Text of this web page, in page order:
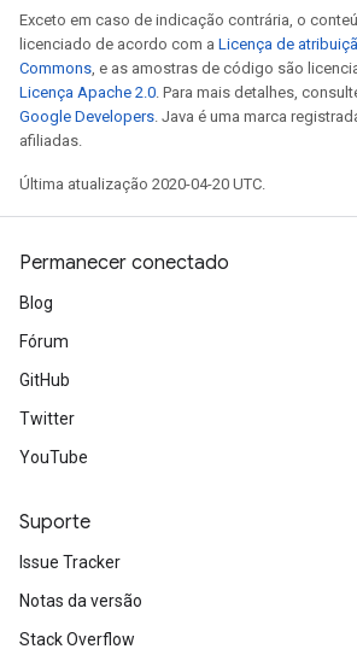
Exceto em caso de indicação contrária, o
licenciado de acordo com a Licença de
Commons, e as amostras de código são
Licença Apache 2.0. Para mais detalhes,
Google Developers. Java é uma marca
afiliadas.
Última atualização 2020-04-20 UTC.
Permanecer conectado
Blog
Fórum
GitHub
Twitter
YouTube
Suporte
Issue Tracker
Notas da versão
Stack Overflow